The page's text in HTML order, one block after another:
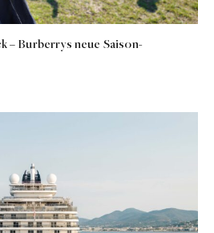
– Burberrys neue Saison-